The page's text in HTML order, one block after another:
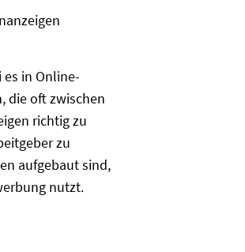
in Online-
die oft zwischen
richtig zu
zu
aufgebaut sind,
nutzt.